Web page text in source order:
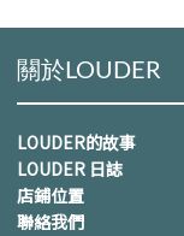
關於LOUDER
LOUDER的故事
LOUDER 日誌
店鋪位置
聯絡我們